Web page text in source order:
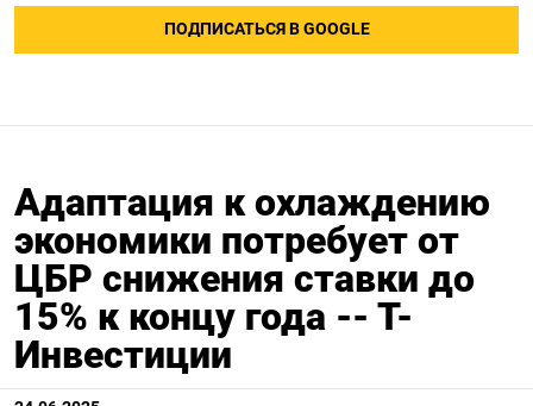
ПОДПИСАТЬСЯ В GOOGLE
Адаптация к охлаждению
экономики потребует от
ЦБР снижения ставки до
15% к концу года -- Т-
Инвестиции